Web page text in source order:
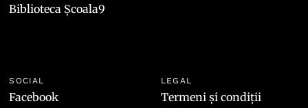
Biblioteca Școala9
SOCIAL
Facebook
LEGAL
Termeni și condiții